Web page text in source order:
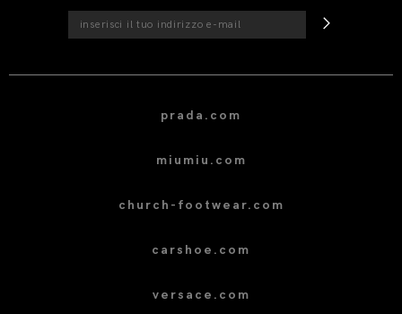
prada.com
miumiu.com
church-footwear.com
carshoe.com
versace.com